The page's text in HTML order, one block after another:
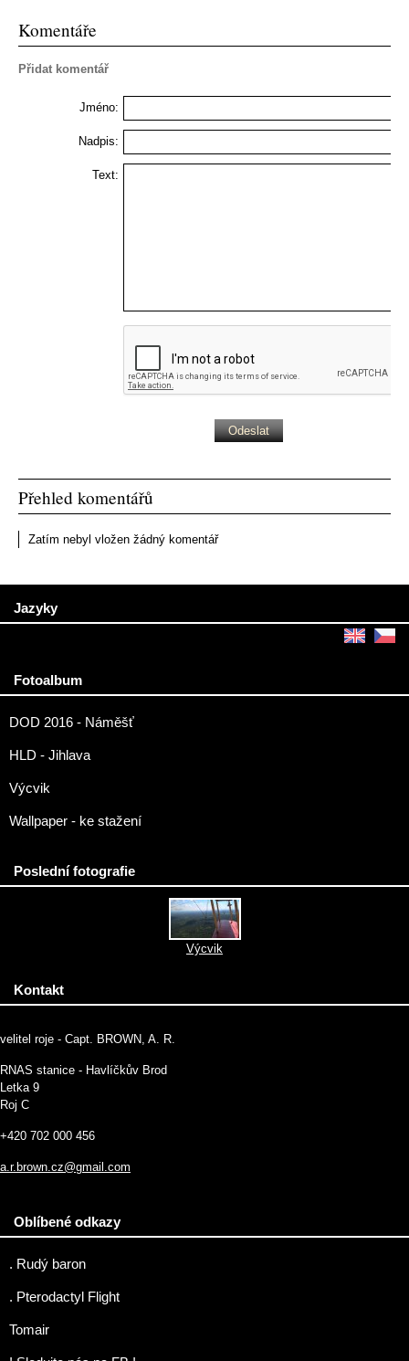
Komentáře
Přidat komentář
Jméno:
Nadpis:
Text:
Přehled komentářů
Zatím nebyl vložen žádný komentář
Jazyky
Fotoalbum
DOD 2016 - Náměšť
HLD - Jihlava
Výcvik
Wallpaper - ke stažení
Poslední fotografie
Výcvik
Kontakt
velitel roje - Capt. BROWN, A. R.
RNAS stanice - Havlíčkův Brod
Letka 9
Roj C
+420 702 000 456
a.r.brown.cz@gmail.com
Oblíbené odkazy
. Rudý baron
. Pterodactyl Flight
Tomair